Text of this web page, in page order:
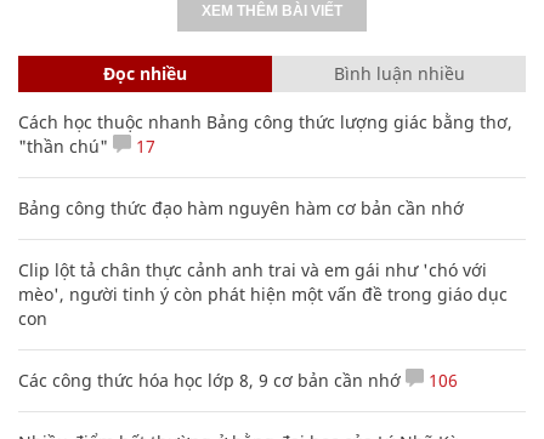
XEM THÊM BÀI VIẾT
Đọc nhiều Bình luận nhiều
Cách học thuộc nhanh Bảng công thức lượng giác bằng thơ,
"thần chú"
17
Bảng công thức đạo hàm nguyên hàm cơ bản cần nhớ
Clip lột tả chân thực cảnh anh trai và em gái như 'chó với
mèo', người tinh ý còn phát hiện một vấn đề trong giáo dục
con
Các công thức hóa học lớp 8, 9 cơ bản cần nhớ 106